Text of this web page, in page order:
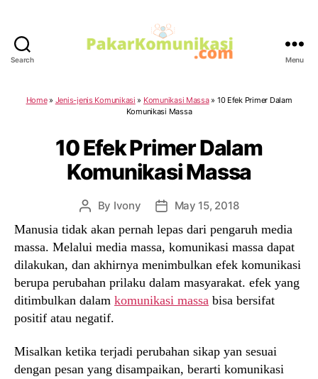
Search Menu
Home» Jenis-jenis Komunikasi » Komunikasi Massa» 10 Efek Primer Dalam
Komunikasi Massa
10 Efek Primer Dalam
Komunikasi Massa
Post
author
By Ivony
PostMay 15, 2018
Manusia tidak akan pernah lepas dari pengaruh media
massa. Melalui media massa, komunikasi massa dapat
dilakukan, dan akhirnya menimbulkan efek komunikasi
berupa perubahan prilaku dalam masyarakat. efek yang
ditimbulkan dalam komunikasi massa bisa bersifat
positif atau negatif.
Misalkan ketika terjadi perubahan sikap yan sesuai
dengan pesan yang disampaikan, berarti komunikasi